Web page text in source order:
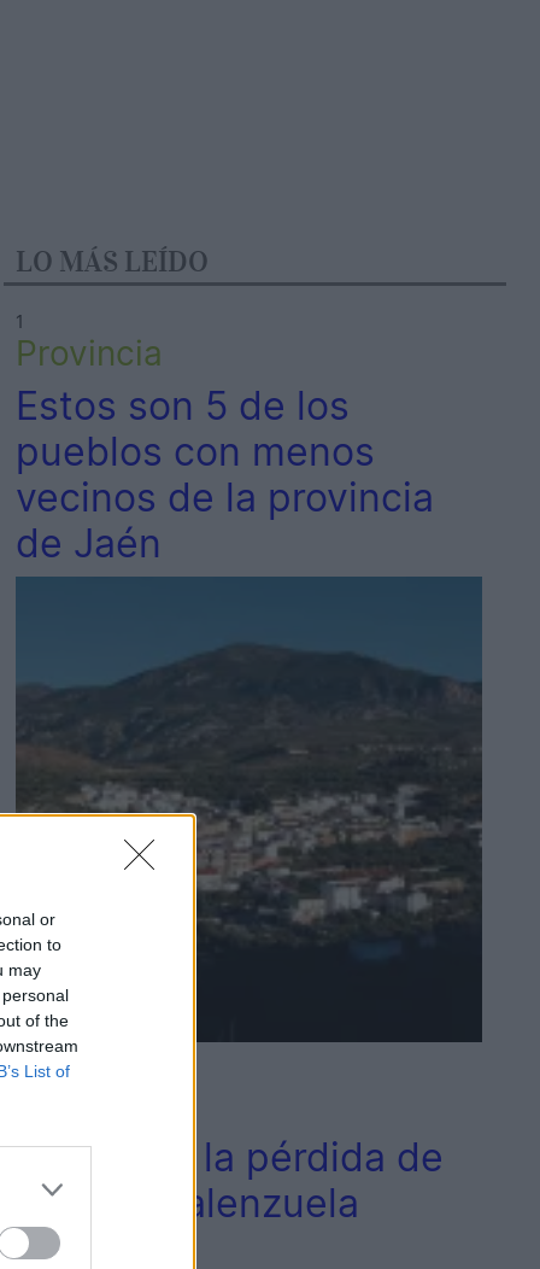
or
to
may
of the
List of
LO MÁS LEÍDO
1
Provincia
Estos son 5 de los
pueblos con menos
vecinos de la provincia
de Jaén
2
Jaén llora la pérdida de
Manuel Valenzuela
Civantos